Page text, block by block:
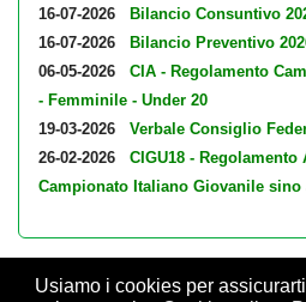
Usiamo i cookies per
16-07-2026
Bilancio Consuntivo
16-07-2026
Bilancio Preventivo
06-05-2026
CIA - Regolamento
- Femminile - Under 20
19-03-2026
Verbale Consiglio
26-02-2026
CIGU18 - Regolamento
Campionato Italiano Giovanile sino